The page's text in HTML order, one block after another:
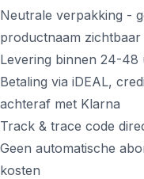
Neutrale verpakking -
productnaam zichtbaar
Levering binnen 24-48
Betaling via iDEAL,
achteraf met Klarna
Track & trace code
Geen automatische
kosten